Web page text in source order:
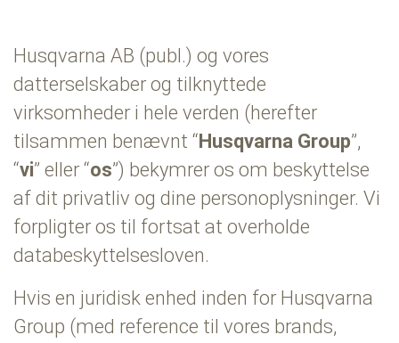
Husqvarna AB (publ.) og vores
datterselskaber og tilknyttede
virksomheder i hele verden (herefter
tilsammen benævnt “Husqvarna Group”,
“vi” eller “os”) bekymrer os om beskyttelse
af dit privatliv og dine personoplysninger. Vi
forpligter os til fortsat at overholde
databeskyttelsesloven.
Hvis en juridisk enhed inden for Husqvarna
Group (med reference til vores brands,